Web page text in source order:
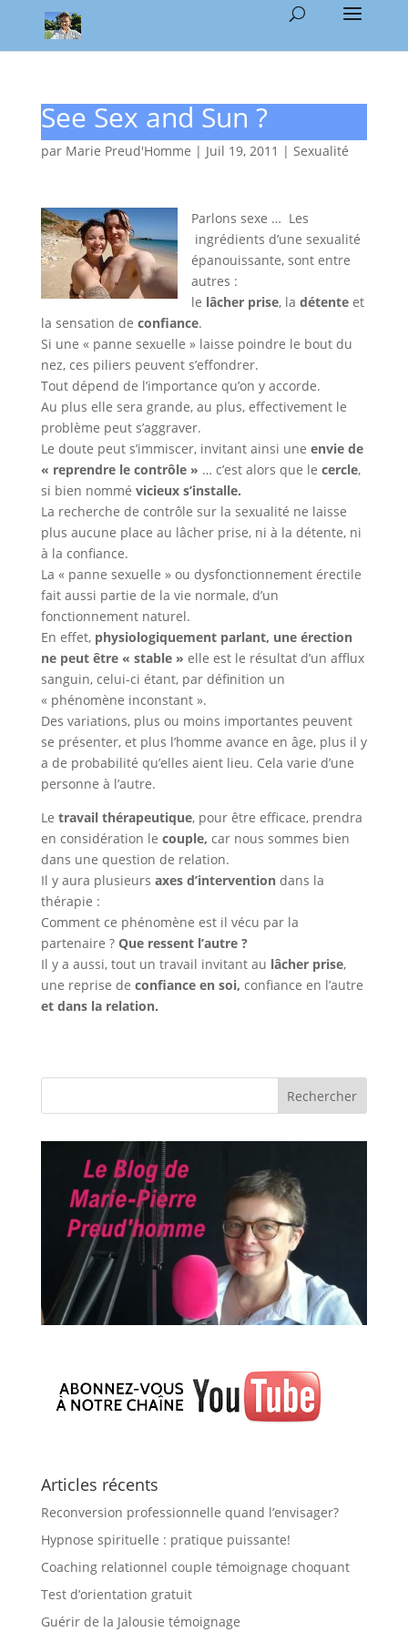
See Sex and Sun ?
par Marie Preud'Homme | Juil 19, 2011 | Sexualité
Parlons sexe … Les
ingrédients d’une sexualité
épanouissante, sont entre
autres :
le lâcher prise, la détenteet
la sensation de confiance.
Si une « panne sexuelle » laisse poindre le bout du
nez, ces piliers peuvent s’effondrer.
Tout dépend de l’importance qu’on y accorde.
Au plus elle sera grande, au plus, effectivement le
problème peut s’aggraver.
Le doute peut s’immiscer, invitant ainsi une envie de
« reprendre le contrôle » … c’est alors que le cercle,
si bien nommé vicieux s’installe.
La recherche de contrôle sur la sexualité ne laisse
plus aucune place au lâcher prise, ni à la détente, ni
à la confiance.
La « panne sexuelle » ou dysfonctionnement érectile
fait aussi partie de la vie normale, d’un
fonctionnement naturel.
En effet,physiologiquement parlant, une érection
ne peut être « stable » elle est le résultat d’un afflux
sanguin, celui-ci étant, par définition un
« phénomène inconstant ».
Des variations, plus ou moins importantes peuvent
se présenter, et plus l’homme avance en âge, plus il y
a de probabilité qu’elles aient lieu. Cela varie d’une
personne à l’autre.
Le travail thérapeutique, pour être efficace, prendra
en considération le couple, car nous sommes bien
dans une question de relation.
Il y aura plusieurs axes d’interventiondans la
thérapie :
Comment ce phénomène est il vécu par la
partenaire ? Que ressent l’autre ?
Il y a aussi, tout un travail invitant au lâcher prise,
une reprise de confiance en soi, confiance en l’autre
et dans la relation.
Articles récents
Reconversion professionnelle quand l’envisager?
Hypnose spirituelle : pratique puissante!
Coaching relationnel couple témoignage choquant
Test d’orientation gratuit
Guérir de la Jalousie témoignage